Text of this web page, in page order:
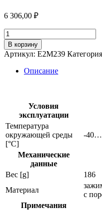
6 306,00 ₽
Количество
товара
Clamp
e2m239
В корзину
Артикул: E2M239
Описание
Условия
эксплуатации
Температура
окружающей среды
[°C]
-
Механические
данные
Вес [g]
186
Материал
с
Примечания